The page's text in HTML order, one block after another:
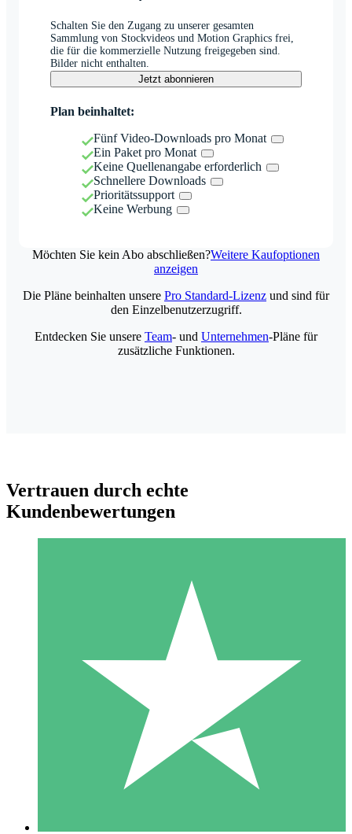
Schalten Sie den Zugang zu unserer gesamten
Sammlung von Stockvideos und Motion Graphics frei,
die für die kommerzielle Nutzung freigegeben sind.
Bilder nicht enthalten.
Jetzt abonnieren
Plan beinhaltet:
Fünf Video-Downloads pro Monat
Ein Paket pro Monat
Keine Quellenangabe erforderlich
Schnellere Downloads
Prioritätssupport
Keine Werbung
Möchten Sie kein Abo abschließen?Weitere Kaufoptionen
anzeigen
Individuelle Credit-Pakete
Zahlen Sie nach Bedarf mit Download-Credits. Keine
monatliche Verpflichtung erforderlich.
10 00
Die Pläne beinhalten unsere Pro Standard-Lizenz und sind für
den Einzelbenutzerzugriff.
Entdecken Sie unsere Team- und Unternehmen-Pläne für
zusätzliche Funktionen.
Vertrauen durch echte
Kundenbewertungen